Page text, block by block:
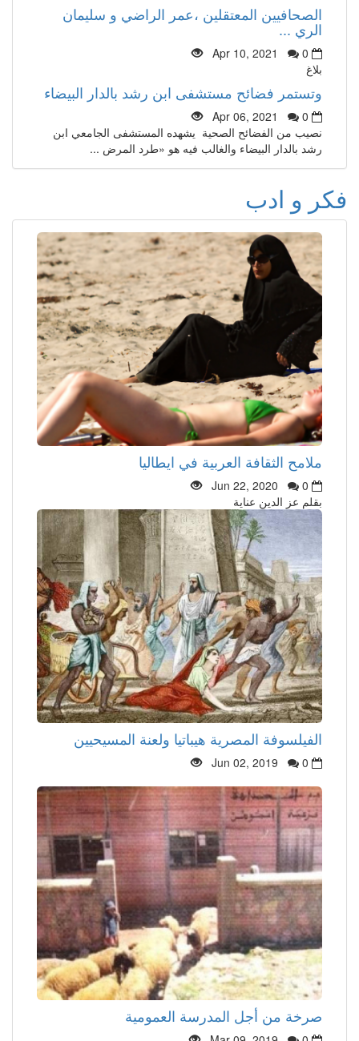
الصحافيين المعتقلين ،عمر الراضي و سليمان
الري ...
Apr 10, 2021
0
بلاغ
وتستمر فضائح مستشفى ابن رشد بالدار البيضاء
Apr 06, 2021
0
نصيب من الفضائح الصحية يشهده المستشفى الجامعي ابن
رشد بالدار البيضاء والغالب فيه هو «طرد المرض ...
فكر و ادب
ملامح الثقافة العربية في ايطاليا
Jun 22, 2020
0
بقلم عز الدين عناية
الفيلسوفة المصرية هيباتيا ولعنة المسيحيين
Jun 02, 2019 0
صرخة من أجل المدرسة العمومية